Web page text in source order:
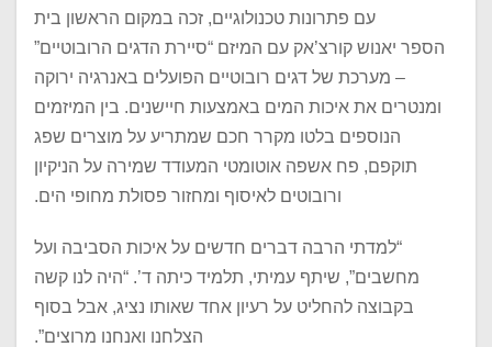
עם פתרונות טכנולוגיים, זכה במקום הראשון בית
הספר יאנוש קורצ’אק עם המיזם “סיירת הדגים הרובוטיים”
– מערכת של דגים רובוטיים הפועלים באנרגיה ירוקה
ומנטרים את איכות המים באמצעות חיישנים. בין המיזמים
הנוספים בלטו מקרר חכם שמתריע על מוצרים שפג
תוקפם, פח אשפה אוטומטי המעודד שמירה על הניקיון
ורובוטים לאיסוף ומחזור פסולת מחופי הים.
“למדתי הרבה דברים חדשים על איכות הסביבה ועל
מחשבים”, שיתף עמיתי, תלמיד כיתה ד’. “היה לנו קשה
בקבוצה להחליט על רעיון אחד שאותו נציג, אבל בסוף
הצלחנו ואנחנו מרוצים”.